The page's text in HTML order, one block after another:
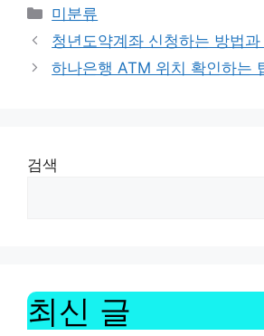
Categories
미분류
청년도약계좌 신청하는 방법
하나은행 ATM 위치 확인하는
검색
최신 글